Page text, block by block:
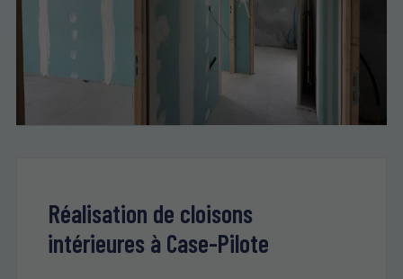
Réalisation de cloisons
intérieures à Case-Pilote